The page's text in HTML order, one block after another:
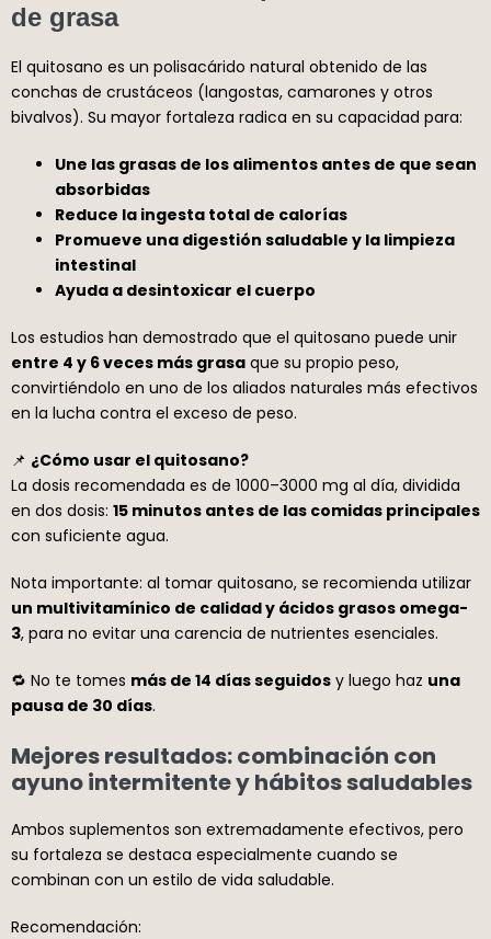
de grasa
El quitosano es un polisacárido natural obtenido de las
conchas de crustáceos (langostas, camarones y otros
bivalvos). Su mayor fortaleza radica en su capacidad para:
Une las grasas de los alimentos antes de que sean
absorbidas
Reduce la ingesta total de calorías
Promueve una digestión saludable y la limpieza
intestinal
Ayuda a desintoxicar el cuerpo
Los estudios han demostrado que el quitosano puede unir
entre 4 y 6 veces más grasa que su propio peso,
convirtiéndolo en uno de los aliados naturales más efectivos
en la lucha contra el exceso de peso.
📌 ¿Cómo usar el quitosano?
La dosis recomendada es de 1000–3000 mg al día, dividida
en dos dosis: 15 minutos antes de las comidas principales
con suficiente agua.
Nota importante: al tomar quitosano, se recomienda utilizar
un multivitamínico de calidad y ácidos grasos omega-
3, para no evitar una carencia de nutrientes esenciales.
🔁 No te tomes más de 14 días seguidos y luego haz una
pausa de 30 días.
Mejores resultados: combinación con
ayuno intermitente y hábitos saludables
Ambos suplementos son extremadamente efectivos, pero
su fortaleza se destaca especialmente cuando se
combinan con un estilo de vida saludable.
Recomendación: